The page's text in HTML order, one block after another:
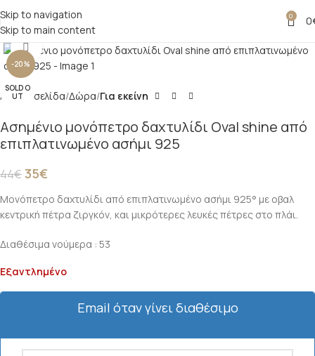
Skip to navigation
Skip to main content
0 0
-20%
SOLD O
UT
Click to enlarge
Αρχική σελίδα Δώρα Για εκείνη
Ασημένιο μονόπετρο δαχτυλίδι Oval shine από
επιπλατινωμένο ασήμι 925
44€35€
Μονόπετρο δαχτυλίδι από επιπλατινωμένο ασήμι 925° με οβαλ
κεντρική πέτρα ζιργκόν, και μικρότερες λευκές πέτρες στο πλάι.
Διαθέσιμα νούμερα : 53
Εξαντλημένο
Email όταν γίνει διαθέσιμο